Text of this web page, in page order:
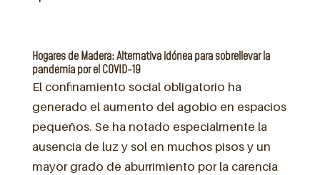
Hogares de Madera: Alternativa idónea para sobrellevar la
pandemia por el COVID-19
El confinamiento social obligatorio ha
generado el aumento del agobio en espacios
pequeños. Se ha notado especialmente la
ausencia de luz y sol en muchos pisos y un
mayor grado de aburrimiento por la carencia